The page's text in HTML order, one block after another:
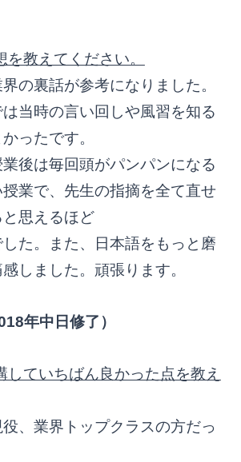
を教えてください。
の裏話が参考になりました。
当時の言い回しや風習を知る
ったです。
業後は毎回頭がパンパンになる
業で、先生の指摘を全て直せ
思えるほど
た、日本語をもっと磨
しました。頑張ります。
年中日修了）
していちばん良かった点を教え
、業界トップクラスの方だっ